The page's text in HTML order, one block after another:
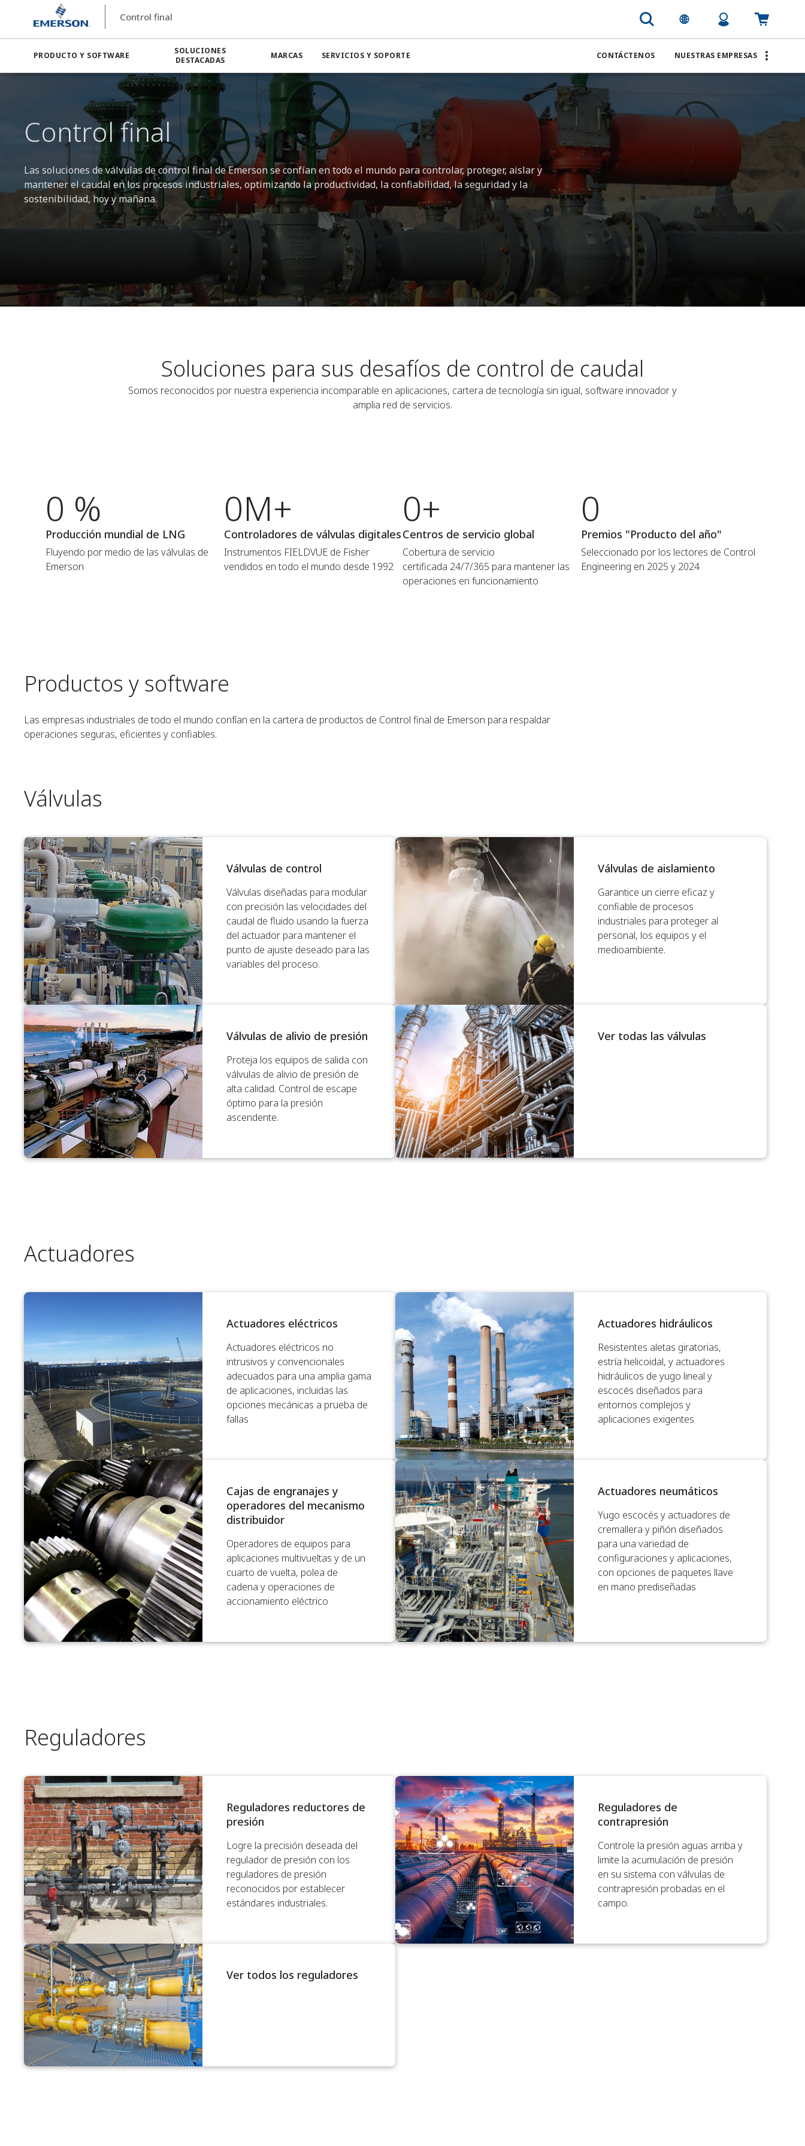
Control final
PRODUCTO Y SOFTWARE
SOLUCIONES
DESTACADAS
MARCAS SERVICIOS Y SOPORTE CONTÁCTENOS NUESTRAS EMPRESAS
Control final
Las soluciones de válvulas de control final de Emerson se confían en todo el mundo para controlar, proteger, aislar y
mantener el caudal en los procesos industriales, optimizando la productividad, la confiabilidad, la seguridad y la
sostenibilidad, hoy y mañana.
Soluciones para sus desafíos de control de caudal
Somos reconocidos por nuestra experiencia incomparable en aplicaciones, cartera de tecnología sin igual, software innovador y
amplia red de servicios.
0 %
Producción mundial de LNG
Fluyendo por medio de las válvulas de
Emerson
0M+
Controladores de válvulas digitales
Instrumentos FIELDVUE de Fisher
vendidos en todo el mundo desde 1992
0+
Centros de servicio global
Cobertura de servicio
certificada 24/7/365 para mantener las
operaciones en funcionamiento
0
Premios "Producto del año"
Seleccionado por los lectores de Control
Engineering en 2025 y 2024
Productos y software
Las empresas industriales de todo el mundo confían en la cartera de productos de Control final de Emerson para respaldar
operaciones seguras, eficientes y confiables.
Válvulas
Válvulas de control
Válvulas diseñadas para modular
con precisión las velocidades del
caudal de fluido usando la fuerza
del actuador para mantener el
punto de ajuste deseado para las
variables del proceso.
Válvulas de aislamiento
Garantice un cierre eficaz y
confiable de procesos
industriales para proteger al
personal, los equipos y el
medioambiente.
Válvulas de alivio de presión
Proteja los equipos de salida con
válvulas de alivio de presión de
alta calidad. Control de escape
óptimo para la presión
ascendente.
Ver todas las válvulas
Actuadores
Actuadores eléctricos
Actuadores eléctricos no
intrusivos y convencionales
adecuados para una amplia gama
de aplicaciones, incluidas las
opciones mecánicas a prueba de
fallas
Actuadores hidráulicos
Resistentes aletas giratorias,
estría helicoidal, y actuadores
hidráulicos de yugo lineal y
escocés diseñados para
entornos complejos y
aplicaciones exigentes
Cajas de engranajes y
operadores del mecanismo
distribuidor
Operadores de equipos para
aplicaciones multivueltas y de un
cuarto de vuelta, polea de
cadena y operaciones de
accionamiento eléctrico
Actuadores neumáticos
Yugo escocés y actuadores de
cremallera y piñón diseñados
para una variedad de
configuraciones y aplicaciones,
con opciones de paquetes llave
en mano prediseñadas
Reguladores
Reguladores reductores de
presión
Logre la precisión deseada del
regulador de presión con los
reguladores de presión
reconocidos por establecer
estándares industriales.
Reguladores de
contrapresión
Controle la presión aguas arriba y
limite la acumulación de presión
en su sistema con válvulas de
contrapresión probadas en el
campo.
Ver todos los reguladores